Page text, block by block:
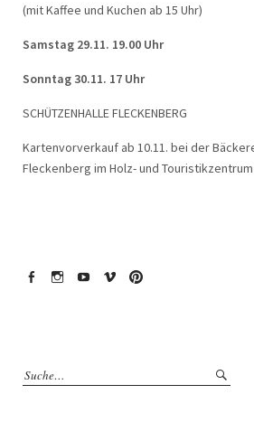
(mit Kaffee und Kuchen ab 15 Uhr)
Samstag 29.11. 19.00 Uhr
Sonntag 30.11. 17 Uhr
SCHÜTZENHALLE FLECKENBERG
Kartenvorverkauf ab 10.11. bei der
Fleckenberg im Holz- und